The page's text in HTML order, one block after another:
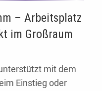
– Arbeitsplatz
im Großraum
mit dem
Einstieg oder